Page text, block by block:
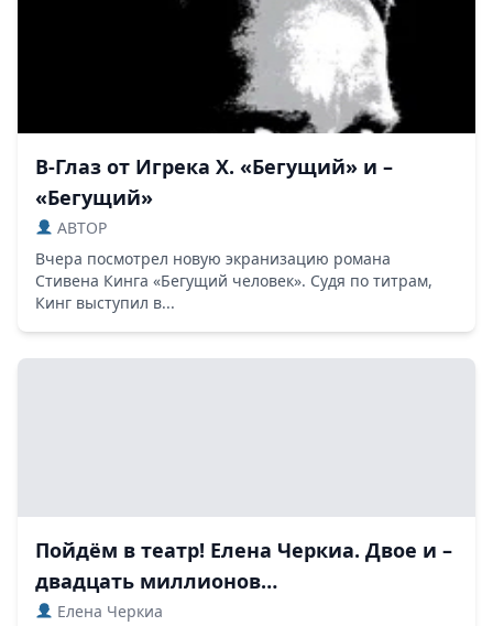
В-Глаз от Игрека Х. «Бегущий» и –
«Бегущий»
ABTOP
Вчера посмотрел новую экранизацию романа
Стивена Кинга «Бегущий человек». Судя по титрам,
Кинг выступил в...
Пойдём в театр! Елена Черкиа. Двое и –
двадцать миллионов…
Елена Черкиа